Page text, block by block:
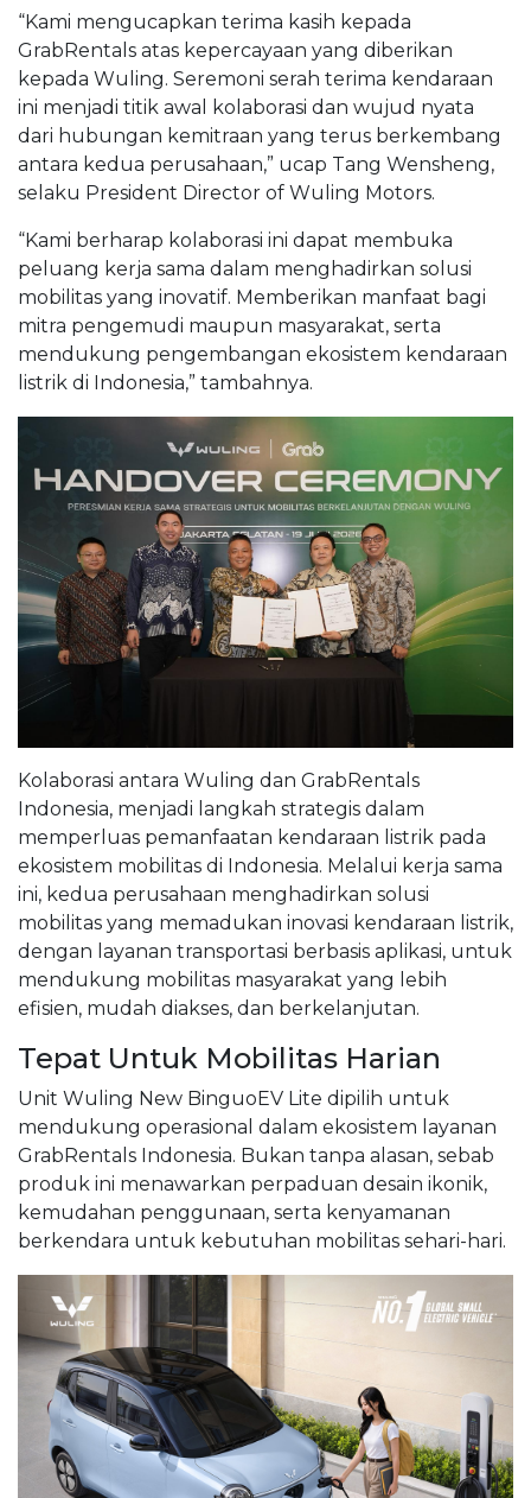
“Kami mengucapkan terima kasih kepada
GrabRentals atas kepercayaan yang diberikan
kepada Wuling. Seremoni serah terima kendaraan
ini menjadi titik awal kolaborasi dan wujud nyata
dari hubungan kemitraan yang terus berkembang
antara kedua perusahaan,” ucap Tang Wensheng,
selaku President Director of Wuling Motors.
“Kami berharap kolaborasi ini dapat membuka
peluang kerja sama dalam menghadirkan solusi
mobilitas yang inovatif. Memberikan manfaat bagi
mitra pengemudi maupun masyarakat, serta
mendukung pengembangan ekosistem kendaraan
listrik di Indonesia,” tambahnya.
Kolaborasi antara Wuling dan GrabRentals
Indonesia, menjadi langkah strategis dalam
memperluas pemanfaatan kendaraan listrik pada
ekosistem mobilitas di Indonesia. Melalui kerja sama
ini, kedua perusahaan menghadirkan solusi
mobilitas yang memadukan inovasi kendaraan listrik,
dengan layanan transportasi berbasis aplikasi, untuk
mendukung mobilitas masyarakat yang lebih
efisien, mudah diakses, dan berkelanjutan.
Tepat Untuk Mobilitas Harian
Unit Wuling New BinguoEV Lite dipilih untuk
mendukung operasional dalam ekosistem layanan
GrabRentals Indonesia. Bukan tanpa alasan, sebab
produk ini menawarkan perpaduan desain ikonik,
kemudahan penggunaan, serta kenyamanan
berkendara untuk kebutuhan mobilitas sehari-hari.